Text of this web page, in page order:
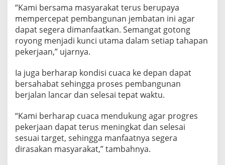
“Kami bersama masyarakat terus berupaya
mempercepat pembangunan jembatan ini agar
dapat segera dimanfaatkan. Semangat gotong
royong menjadi kunci utama dalam setiap tahapan
pekerjaan,” ujarnya.
Ia juga berharap kondisi cuaca ke depan dapat
bersahabat sehingga proses pembangunan
berjalan lancar dan selesai tepat waktu.
“Kami berharap cuaca mendukung agar progres
pekerjaan dapat terus meningkat dan selesai
sesuai target, sehingga manfaatnya segera
dirasakan masyarakat,” tambahnya.